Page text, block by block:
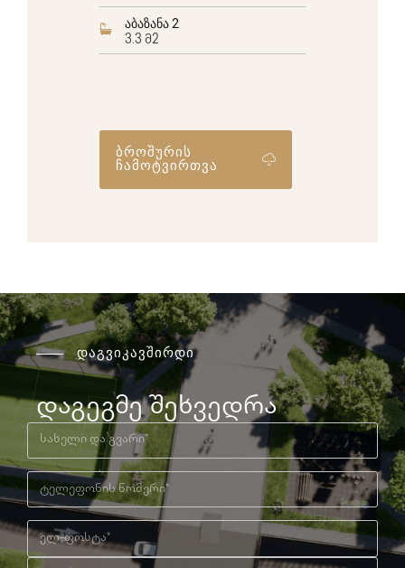
აბაზანა 2
3.3 მ2
ბროშურის
ჩამოტვირთვა
დაგვიკავშირდი
დაგეგმე შეხვედრა